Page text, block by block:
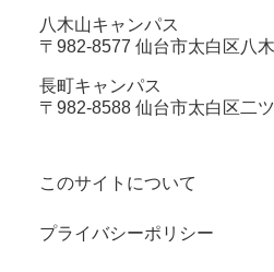
八木山キャンパス
〒982-8577 仙台市太白区八
長町キャンパス
〒982-8588 仙台市太白区二
このサイトについて
プライバシーポリシー